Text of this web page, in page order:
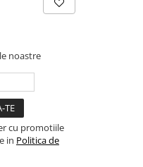
noastre
cu promotiile
in Politica de